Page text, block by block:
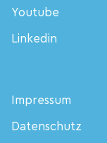
Youtube
Linkedin
Impressum
Datenschutz